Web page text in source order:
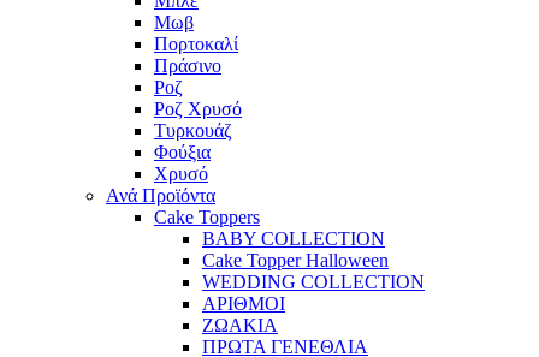
Μωβ
Πορτοκαλί
Πράσινο
Ροζ
Ροζ Χρυσό
Τυρκουάζ
Φούξια
Χρυσό
Ανά Προϊόντα
Cake Toppers
BABY COLLECTION
Cake Topper Halloween
WEDDING COLLECTION
ΑΡΙΘΜΟΙ
ΖΩΑΚΙΑ
ΠΡΩΤΑ ΓΕΝΕΘΛΙΑ